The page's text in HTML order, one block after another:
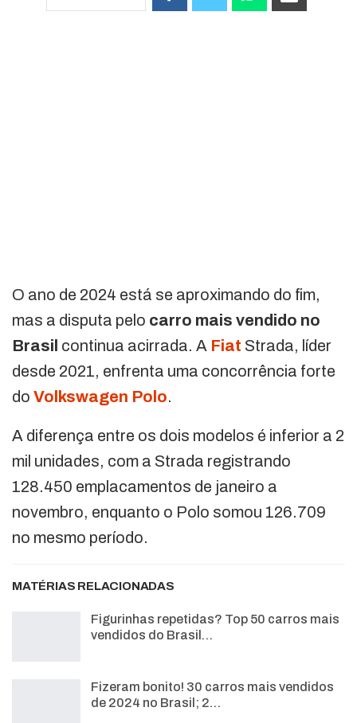
O ano de 2024 está se aproximando do fim,
mas a disputa pelo carro mais vendido no
Brasil continua acirrada. A Fiat Strada, líder
desde 2021, enfrenta uma concorrência forte
do Volkswagen Polo.
A diferença entre os dois modelos é inferior a 2
mil unidades, com a Strada registrando
128.450 emplacamentos de janeiro a
novembro, enquanto o Polo somou 126.709
no mesmo período.
MATÉRIAS RELACIONADAS
Figurinhas repetidas? Top 50 carros mais
vendidos do Brasil…
Fizeram bonito! 30 carros mais vendidos
de 2024 no Brasil; 2…